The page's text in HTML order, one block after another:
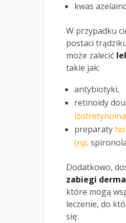
kwas
W przypadku
postaci
może zalecić
takie jak:
antybiotyki,
retinoidy
izotretynoina
preparaty
(np.
Dodatkowo,
zabiegi
które mogą
leczenie, do
się: